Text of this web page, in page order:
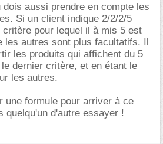
dois aussi prendre en compte les
Si un client indique 2/2/2/5
pour lequel il à mis 5 est
les autres sont plus facultatifs. Il
les produits qui affichent du 5
dernier critère, et en étant le
les autres.
une formule pour arriver à ce
quelqu'un d'autre essayer !